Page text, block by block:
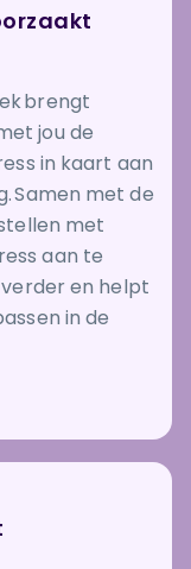
brengt
jou de
in kaart aan
Samen met de
met
aan te
verder en helpt
in de